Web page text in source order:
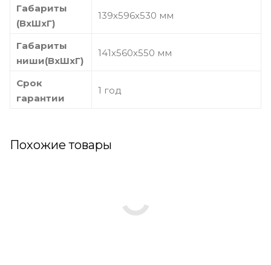
Габариты
(ВхШхГ)
139х596х530 мм
Габариты
ниши(ВхШхГ)
141х560х550 мм
Срок
гарантии
1 год
Похожие товары